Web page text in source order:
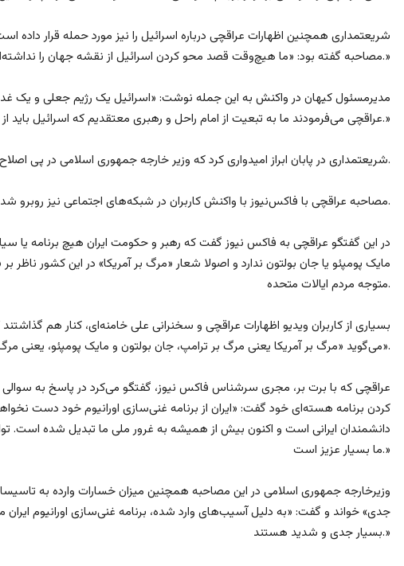
شریعتمداری همچنین اظهارات عراقچی درباره اسرائیل را نیز مورد حمله قرار داده
مصاحبه گفته بود: «ما هیچ‌وقت قصد محو کردن اسرائیل از نقشه جهان را نداشته‌ایم.»
مدیرمسئول کیهان در واکنش به این جمله نوشت: «اسرائیل یک رژیم جعلی و یک
عراقچی می‌فرمودند ما به تبعیت از امام راحل و رهبری معتقدیم که اسرائیل باید از صحنه روزگار محو شود.»
شریعتمداری در پابان ابراز امیدواری کرد که وزیر خارجه جمهوری اسلامی در پی اصلاح مواضعش برآید.
مصاحبه عراقچی با فاکس‌نیوز با واکنش کاربران در شبکه‌های اجتماعی نیز روبرو شد.
در این گفتگو عراقچی به فاکس نیوز گفت که رهبر و حکومت ایران هیچ برنامه یا
مایک پومپئو یا جان بولتون ندارد و اصولا شعار «مرگ بر آمریکا» در این کشور
متوجه مردم ایالات متحده.
بسیاری از کاربران ویدیو اظهارات عراقچی و سخنرانی علی خامنه‌ای، کنار هم
می‌گوید «مرگ بر آمریکا یعنی مرگ بر ترامپ، جان بولتون و مایک پومپئو، یعنی مرگ بر سردمداران آمریکا».
عراقچی که با برت بر، مجری سرشناس فاکس نیوز، گفتگو می‌کرد در پاسخ به سوالی
کردن برنامه هسته‌ای خود گفت: «ایران از برنامه غنی‌سازی اورانیوم خود دست
دانشمندان ایرانی است و اکنون بیش از همیشه به غرور ملی ما تبدیل شده است.
ما بسیار عزیز است.»
وزیرخارجه جمهوری اسلامی در این مصاحبه همچنین میزان خسارات وارده به
جدی» خواند و گفت: «به دلیل آسیب‌های وارد شده، برنامه غنی‌سازی اورانیوم
بسیار جدی و شدید هستند.»